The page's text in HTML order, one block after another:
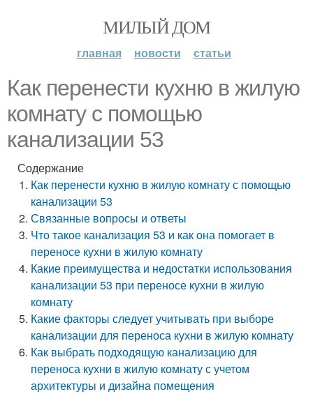
МИЛЫЙ ДОМ
главная новости статьи
Как перенести кухню в жилую
комнату с помощью
канализации 53
Содержание
Как перенести кухню в жилую комнату с помощью
канализации 53
Связанные вопросы и ответы
Что такое канализация 53 и как она помогает в
переносе кухни в жилую комнату
Какие преимущества и недостатки использования
канализации 53 при переносе кухни в жилую
комнату
Какие факторы следует учитывать при выборе
канализации для переноса кухни в жилую комнату
Как выбрать подходящую канализацию для
переноса кухни в жилую комнату с учетом
архитектуры и дизайна помещения